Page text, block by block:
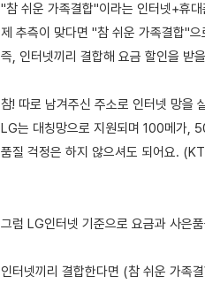
"참 쉬운 가족결합"이라는 인터넷+휴
제 추측이 맞다면 "참 쉬운 가족결합"
즉, 인터넷끼리 결합해 요금 할인을 받
참! 따로 남겨주신 주소로 인터넷 망을
LG는 대칭망으로 지원되며 100메가,
품질 걱정은 하지 않으셔도 되어요.
그럼 LG인터넷 기준으로 요금과 사은
인터넷끼리 결합한다면 (참 쉬운 가족